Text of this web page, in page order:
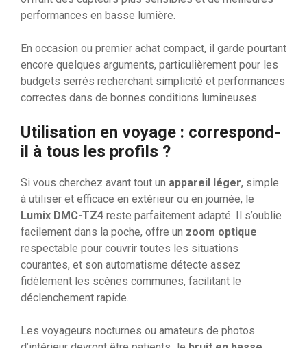
performances en basse lumière.
En occasion ou premier achat compact, il garde pourtant
encore quelques arguments, particulièrement pour les
budgets serrés recherchant simplicité et performances
correctes dans de bonnes conditions lumineuses.
Utilisation en voyage : correspond-
il à tous les profils ?
Si vous cherchez avant tout un appareil léger, simple
à utiliser et efficace en extérieur ou en journée, le
Lumix DMC-TZ4 reste parfaitement adapté. Il s’oublie
facilement dans la poche, offre un zoom optique
respectable pour couvrir toutes les situations
courantes, et son automatisme détecte assez
fidèlement les scènes communes, facilitant le
déclenchement rapide.
Les voyageurs nocturnes ou amateurs de photos